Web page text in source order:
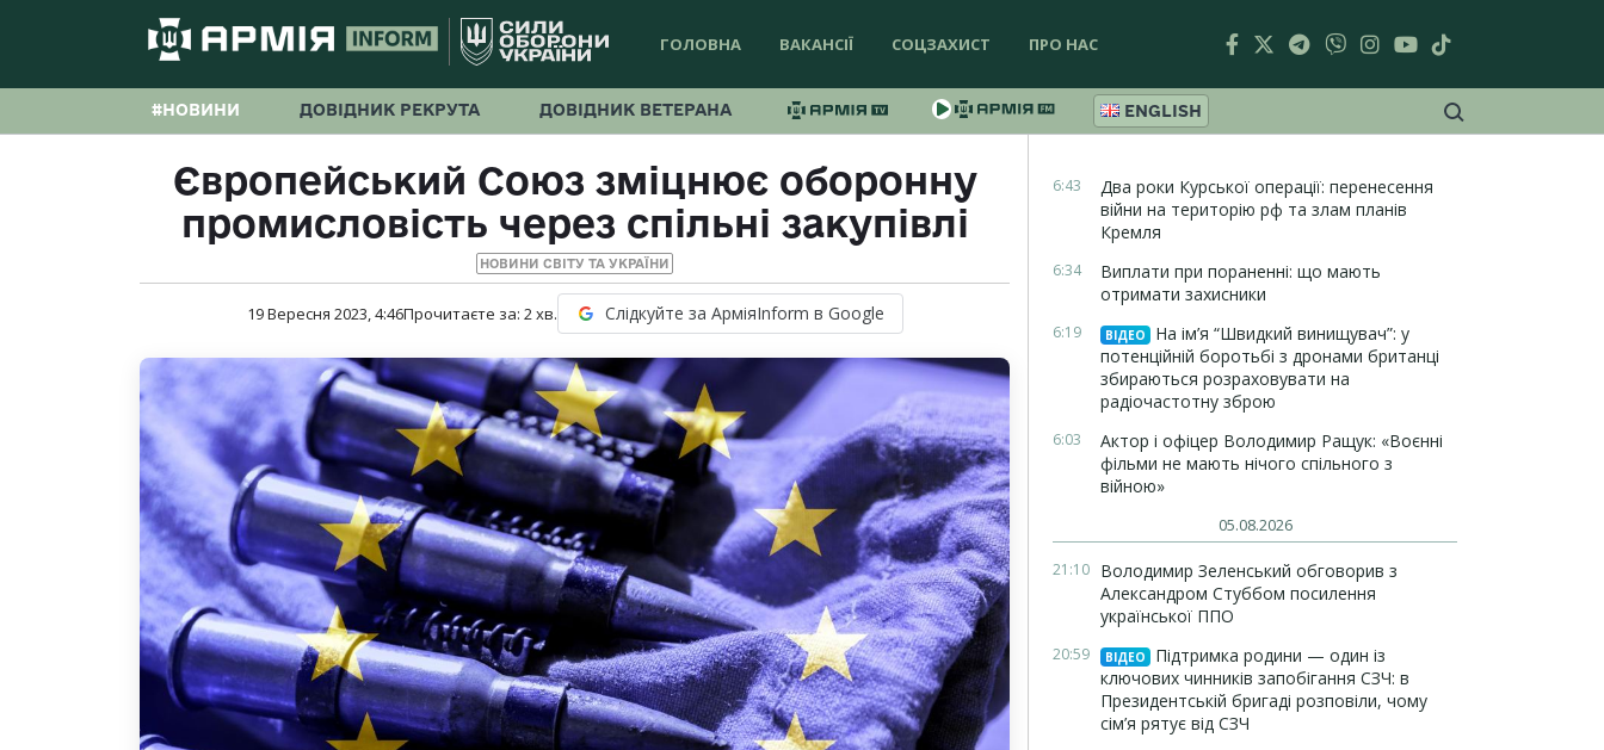
ГОЛОВНА ВАКАНСІЇ СОЦЗАХИСТ ПРО НАС
#НОВИНИ ДОВІДНИК РЕКРУТА ДОВІДНИК ВЕТЕРАНА ENGLISH
Європейський Союз зміцнює оборонну
промисловість через спільні закупівлі
НОВИНИ СВІТУ ТА УКРАЇНИ
19 Вересня 2023, 4:46Прочитаєте за: 2хв. Слідкуйте за АрміяInform в Google
6:43
Два роки Курської операції: перенесення
війни на територію рф та злам планів
Кремля
6:34
Виплати при пораненні: що мають
отримати захисники
6:19 ВІДЕО
На ім’я “Швидкий винищувач”: у
потенційній боротьбі з дронами британці
збираються розраховувати на
радіочастотну зброю
6:03
Актор і офіцер Володимир Ращук: «Воєнні
фільми не мають нічого спільного з
війною»
05.08.2026
21:10 Володимир Зеленський обговорив з
Александром Стуббом посилення
української ППО
20:59 ВІДЕО
Підтримка родини — один із
ключових чинників запобігання СЗЧ: в
Президентській бригаді розповіли, чому
сім’я рятує від СЗЧ